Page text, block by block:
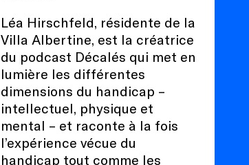
Léa Hirschfeld, résidente de la
Villa Albertine, est la créatrice
du podcast Décalés qui met en
lumière les différentes
dimensions du handicap –
intellectuel, physique et
mental – et raconte à la fois
l’expérience vécue du
handicap tout comme les